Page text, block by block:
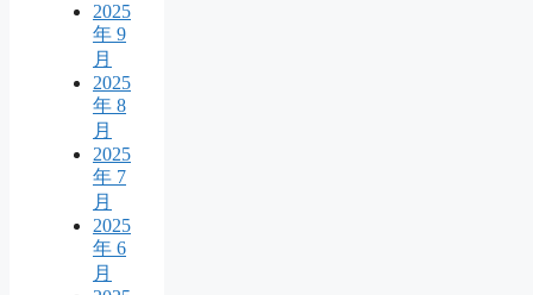
2025
年 9
月
2025
年 8
月
2025
年 7
月
2025
年 6
月